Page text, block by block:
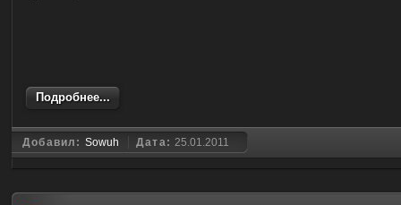
Подробнее...
Добавил: Sowuh Дата:25.01.2011